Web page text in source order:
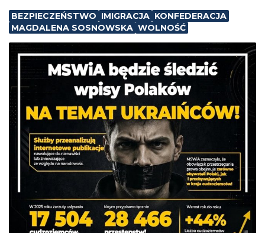
BEZPIECZEŃSTWO IMIGRACJA KONFEDERACJA
MAGDALENA SOSNOWSKA WOLNOŚĆ